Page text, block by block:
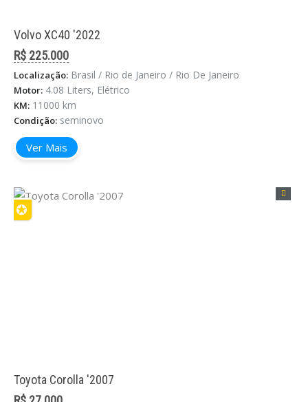
Volvo XC40 '2022
R$ 225.000
Localização: Brasil / Rio de Janeiro / Rio De Janeiro
Motor: 4.08 Liters, Elétrico
KM: 11000 km
Condição: seminovo
Ver Mais
✪
Toyota Corolla '2007